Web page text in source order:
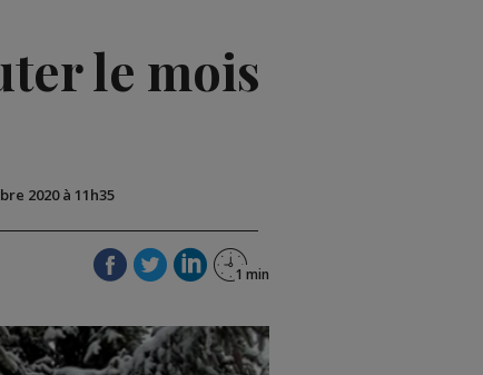
le mois
2020 à 11h35